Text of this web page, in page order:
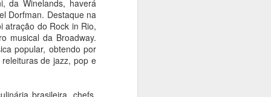
da Winelands, haverá
Dorfman. Destaque na
atração do Rock in Rio,
musical da Broadway.
popular, obtendo por
de jazz, pop e
brasileira, chefs,
Manãna.